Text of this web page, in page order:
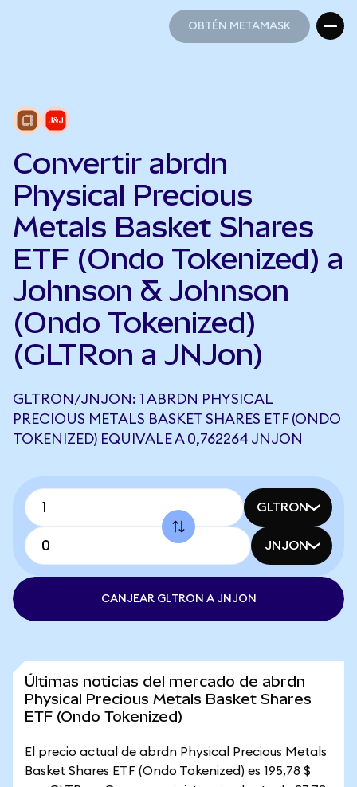
OBTÉN METAMASK
Convertir abrdn
Physical Precious
Metals Basket Shares
ETF (Ondo Tokenized) a
Johnson & Johnson
(Ondo Tokenized)
(GLTRon a JNJon)
GLTRON/JNJON: 1 ABRDN PHYSICAL
PRECIOUS METALS BASKET SHARES ETF (ONDO
TOKENIZED) EQUIVALE A 0,762264 JNJON
GLTRON
JNJON
CANJEAR GLTRON A JNJON
Últimas noticias del mercado de abrdn
Physical Precious Metals Basket Shares
ETF (Ondo Tokenized)
El precio actual de abrdn Physical Precious Metals
Basket Shares ETF (Ondo Tokenized) es 195,78 $